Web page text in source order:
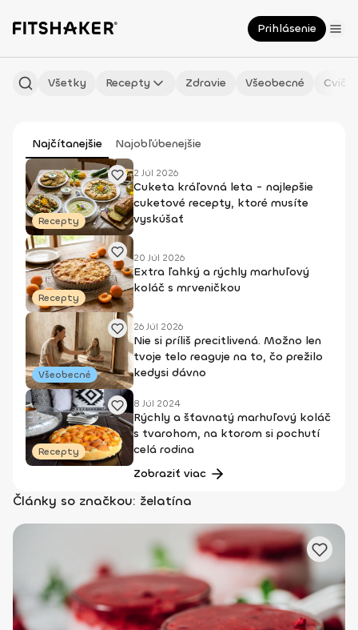
Prihlásenie
Všetky Recepty Zdravie Všeobecné
Najčítanejšie Najobľúbenejšie
Recepty
2 Júl 2026
Cuketa kráľovná leta - najlepšie
cuketové recepty, ktoré musíte
vyskúšať
Recepty
20 Júl 2026
Extra ľahký a rýchly marhuľový
koláč s mrveničkou
Všeobecné
26 Júl 2026
Nie si príliš precitlivená. Možno len
tvoje telo reaguje na to, čo prežilo
kedysi dávno
Recepty
8 Júl 2024
Rýchly a šťavnatý marhuľový koláč
s tvarohom, na ktorom si pochutí
celá rodina
Zobraziť viac
Články so značkou: želatína